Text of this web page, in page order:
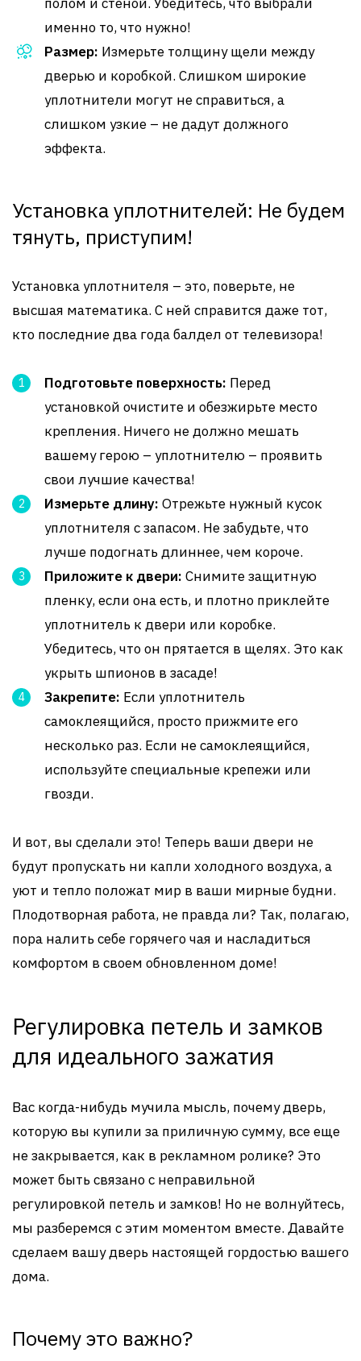
именно то, что нужно!
Размер: Измерьте толщину щели между
дверью и коробкой. Слишком широкие
уплотнители могут не справиться, а
слишком узкие – не дадут должного
эффекта.
Установка уплотнителей: Не будем
тянуть, приступим!
Установка уплотнителя – это, поверьте, не
высшая математика. С ней справится даже тот,
кто последние два года балдел от телевизора!
Подготовьте поверхность: Перед
установкой очистите и обезжирьте место
крепления. Ничего не должно мешать
вашему герою – уплотнителю – проявить
свои лучшие качества!
Измерьте длину: Отрежьте нужный кусок
уплотнителя с запасом. Не забудьте, что
лучше подогнать длиннее, чем короче.
Приложите к двери: Снимите защитную
пленку, если она есть, и плотно приклейте
уплотнитель к двери или коробке.
Убедитесь, что он прятается в щелях. Это как
укрыть шпионов в засаде!
Закрепите: Если уплотнитель
самоклеящийся, просто прижмите его
несколько раз. Если не самоклеящийся,
используйте специальные крепежи или
гвозди.
И вот, вы сделали это! Теперь ваши двери не
будут пропускать ни капли холодного воздуха, а
уют и тепло положат мир в ваши мирные будни.
Плодотворная работа, не правда ли? Так, полагаю,
пора налить себе горячего чая и насладиться
комфортом в своем обновленном доме!
Регулировка петель и замков
для идеального зажатия
Вас когда-нибудь мучила мысль, почему дверь,
которую вы купили за приличную сумму, все еще
не закрывается, как в рекламном ролике? Это
может быть связано с неправильной
регулировкой петель и замков! Но не волнуйтесь,
мы разберемся с этим моментом вместе. Давайте
сделаем вашу дверь настоящей гордостью вашего
дома.
Почему это важно?